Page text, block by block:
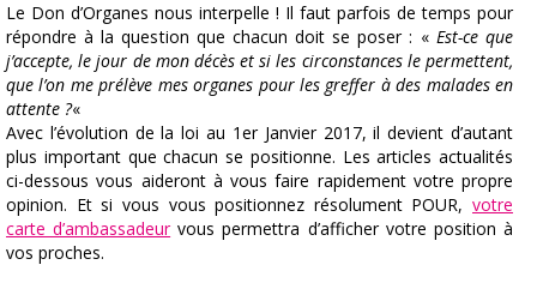
Le Don d’Organes nous interpelle ! Il faut parfois de temps pour
répondre à la question que chacun doit se poser : « Est-ce que
j’accepte, le jour de mon décès et si les circonstances le permettent,
que l’on me prélève mes organes pour les greffer à des malades en
attente ?«
Avec l’évolution de la loi au 1er Janvier 2017, il devient d’autant
plus important que chacun se positionne. Les articles actualités
ci-dessous vous aideront à vous faire rapidement votre propre
opinion. Et si vous vous positionnez résolument POUR, votre
carte d’ambassadeurvous permettra d’afficher votre position à
vos proches.